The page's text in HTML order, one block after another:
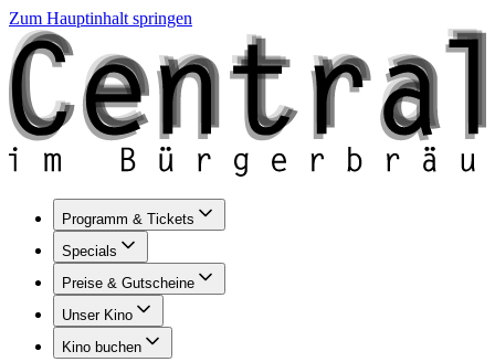
Zum Hauptinhalt springen
Programm & Tickets
Specials
Preise & Gutscheine
Unser Kino
Kino buchen